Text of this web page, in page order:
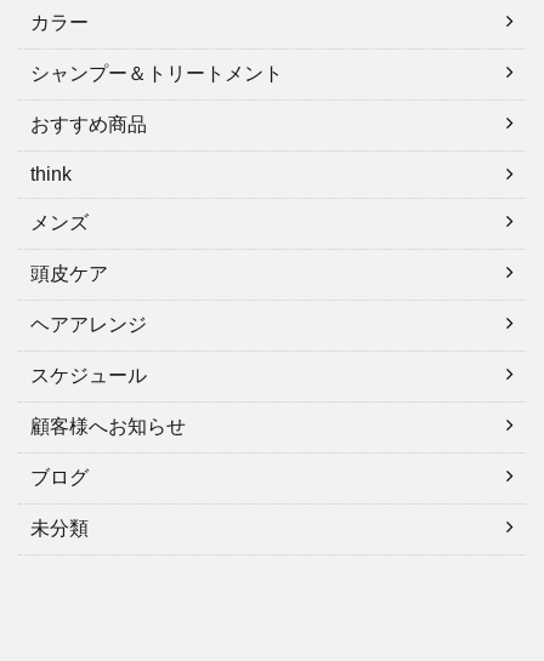
カラー
シャンプー＆トリートメント
おすすめ商品
think
メンズ
頭皮ケア
ヘアアレンジ
スケジュール
顧客様へお知らせ
ブログ
未分類